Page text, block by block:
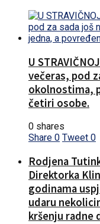
U
večeras, pod
okolnostima,
četiri osobe.
0 shares
Share 0 Tweet 0
Rodjena
Direktorka
godinama
udaru
kršenju radne